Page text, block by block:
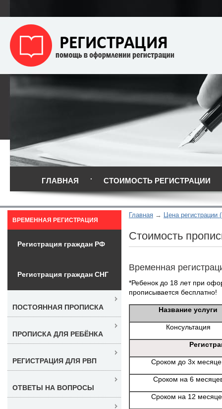
ГЛАВНАЯ СТОИМОСТЬ РЕГИСТРАЦИИ
Главная Цена регистрации
Стоимость
Временная
*Ребенок до 18 лет при
прописывается бесплатно!
Название услуги
Консультация
Сроком до 3х
Сроком на 6
Сроком на 12
ВРЕМЕННАЯ РЕГИСТРАЦИЯ
Регистрация граждан РФ
Регистрация граждан СНГ
ПОСТОЯННАЯ ПРОПИСКА
ПРОПИСКА ДЛЯ РЕБЁНКА
РЕГИСТРАЦИЯ ДЛЯ РВП
ОТВЕТЫ НА ВОПРОСЫ